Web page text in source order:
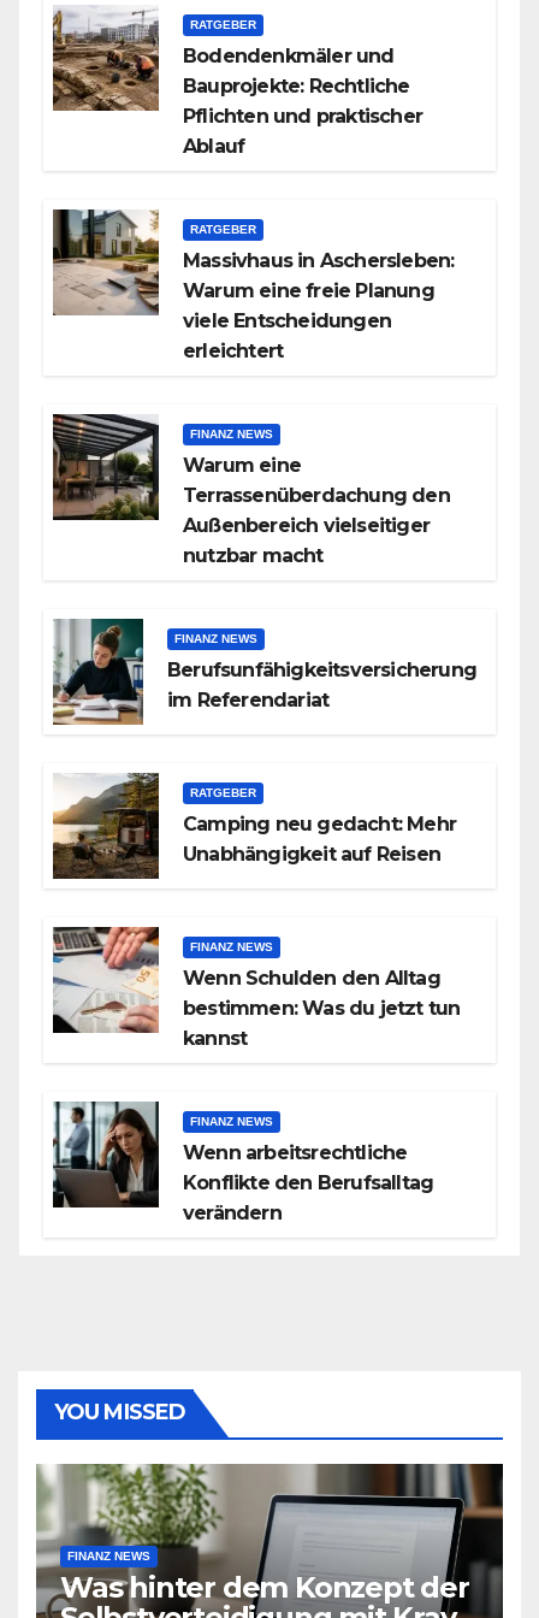
RATGEBER
Bodendenkmäler und
Bauprojekte: Rechtliche
Pflichten und praktischer
Ablauf
RATGEBER
Massivhaus in Aschersleben:
Warum eine freie Planung
viele Entscheidungen
erleichtert
FINANZ NEWS
Warum eine
Terrassenüberdachung den
Außenbereich vielseitiger
nutzbar macht
FINANZ NEWS
Berufsunfähigkeitsversicherung
im Referendariat
RATGEBER
Camping neu gedacht: Mehr
Unabhängigkeit auf Reisen
FINANZ NEWS
Wenn Schulden den Alltag
bestimmen: Was du jetzt tun
kannst
FINANZ NEWS
Wenn arbeitsrechtliche
Konflikte den Berufsalltag
verändern
YOU MISSED
FINANZ NEWS
Was hinter dem Konzept der